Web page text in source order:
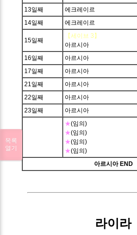
13일째
에크레이르
14일째
에크레이르
15일째
【세이브 3】
아르시아
16일째
아르시아
17일째
아르시아
21일째
아르시아
22일째
아르시아
23일째
아르시아
★(임의)
★(임의)
★(임의)
★(임의)
아르시아 END
라이라
목록
열기